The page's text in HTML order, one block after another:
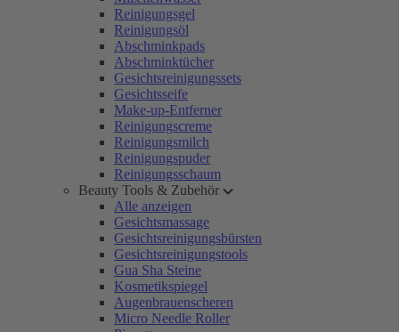
Reinigungsgel
Reinigungsöl
Abschminkpads
Abschminktücher
Gesichtsreinigungssets
Gesichtsseife
Make-up-Entferner
Reinigungscreme
Reinigungsmilch
Reinigungspuder
Reinigungsschaum
Beauty Tools & Zubehör
Alle anzeigen
Gesichtsmassage
Gesichtsreinigungsbürsten
Gesichtsreinigungstools
Gua Sha Steine
Kosmetikspiegel
Augenbrauenscheren
Micro Needle Roller